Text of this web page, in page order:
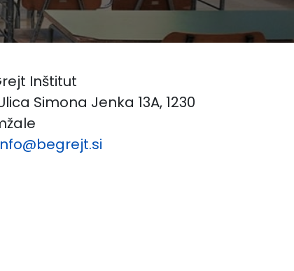
Inštitut
Simona Jenka 13A, 1230